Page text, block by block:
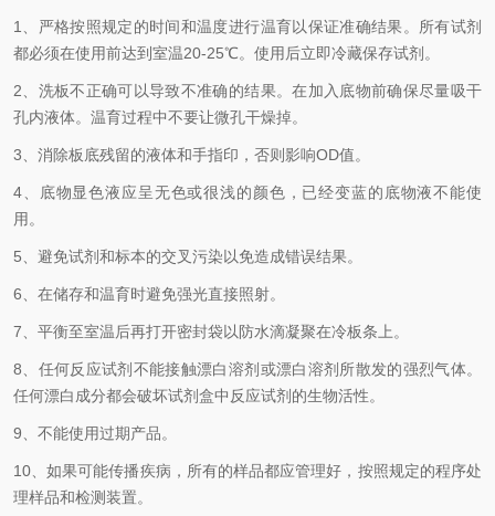
1、 严格按照规定的时间和温度进行温育以保证准确结果。所有试剂
都必须在使用前达到室温20-25℃。使用后立即冷藏保存试剂。
2、 洗板不正确可以导致不准确的结果。在加入底物前确保尽量吸干
孔内液体。温育过程中不要让微孔干燥掉。
3、 消除板底残留的液体和手指印，否则影响OD值。
4、
底物显色液应呈无色或很浅的颜色，已经变蓝的底物液不能使
用。
5、 避免试剂和标本的交叉污染以免造成错误结果。
6、 在储存和温育时避免强光直接照射。
7、 平衡至室温后再打开密封袋以防水滴凝聚在冷板条上。
8、 任何反应试剂不能接触漂白溶剂或漂白溶剂所散发的强烈气体。
任何漂白成分都会破坏试剂盒中反应试剂的生物活性。
9、 不能使用过期产品。
10、如果可能传播疾病，所有的样品都应管理好，按照规定的程序处
理样品和检测装置。